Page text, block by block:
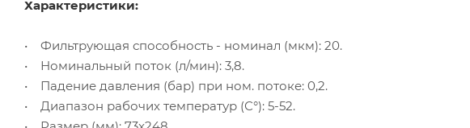
Характеристики:
• Фильтрующая способность - номинал (мкм): 20.
• Номинальный поток (л/мин): 3,8.
• Падение давления (бар) при ном. потоке: 0,2.
• Диапазон рабочих температур (С°): 5-52.